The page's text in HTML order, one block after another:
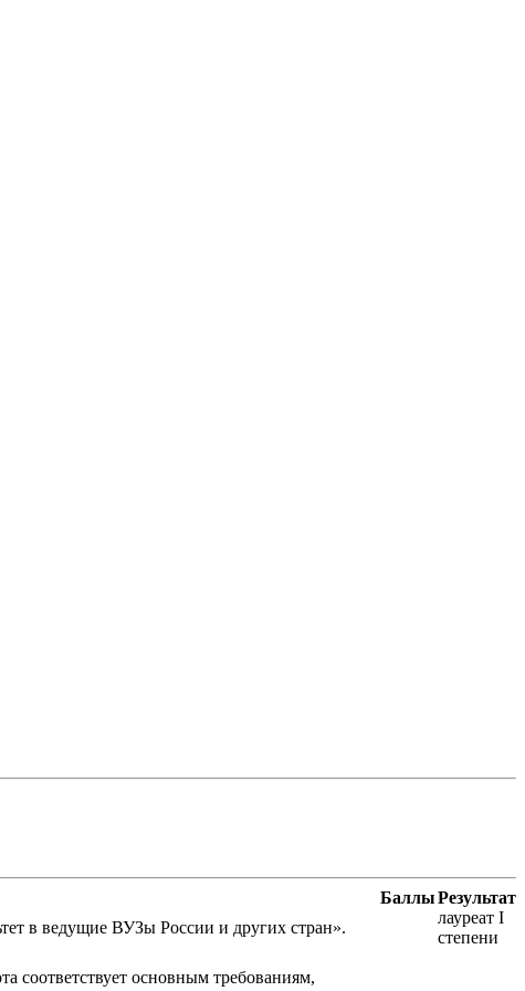
БаллыРезультат
в ведущие ВУЗы России и других стран».
лауреат I
степени
соответствует основным требованиям,